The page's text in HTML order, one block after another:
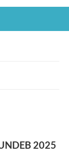
2025